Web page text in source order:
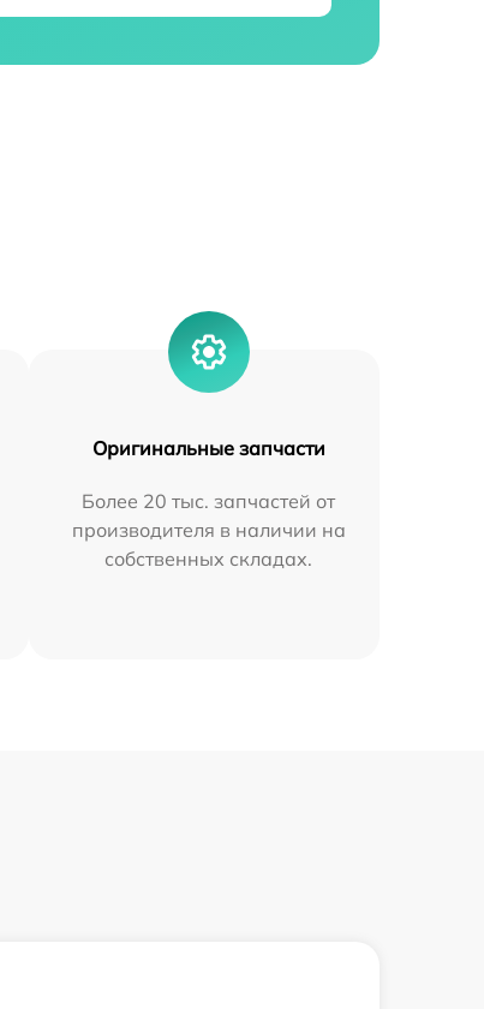
Оригинальные запчасти
Более 20 тыс. запчастей от
производителя в наличии на
собственных складах.